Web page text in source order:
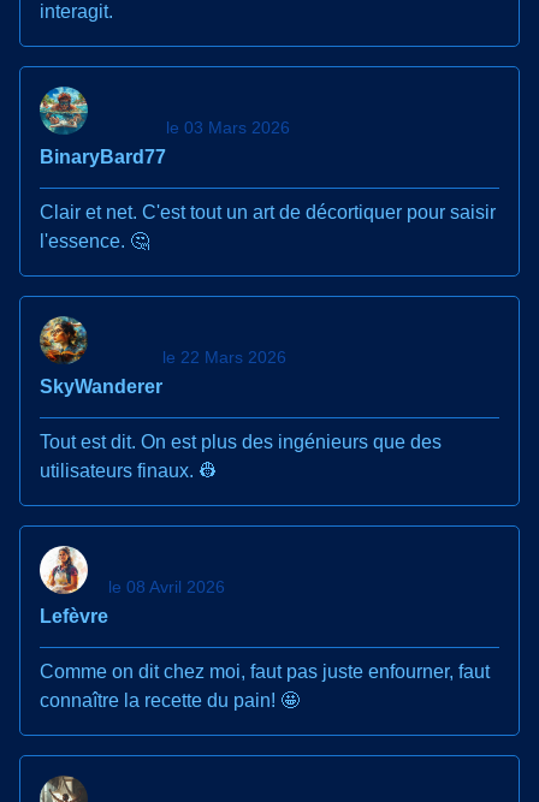
interagit.
BinaryBard77
le 03 Mars 2026
Clair et net. C'est tout un art de décortiquer pour saisir
l'essence. 🤔
SkyWanderer
le 22 Mars 2026
Tout est dit. On est plus des ingénieurs que des
utilisateurs finaux. 👷
Lefèvre
le 08 Avril 2026
Comme on dit chez moi, faut pas juste enfourner, faut
connaître la recette du pain! 🤩